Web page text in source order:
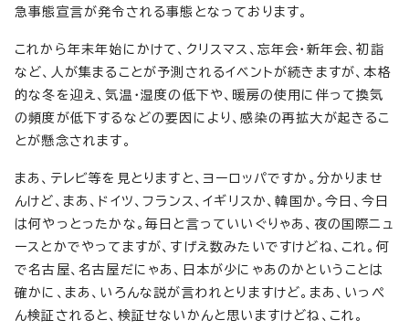
急事態宣言が発令される事態となっております。
これから年末年始にかけて、クリスマス、忘年会・新年会、初詣
など、人が集まることが予測されるイベントが続きますが、本格
的な冬を迎え、気温・湿度の低下や、暖房の使用に伴って換気
の頻度が低下するなどの要因により、感染の再拡大が起きるこ
とが懸念されます。
まあ、テレビ等を見とりますと、ヨーロッパですか。分かりませ
んけど、まあ、ドイツ、フランス、イギリスか、韓国か。今日、今日
は何やっとったかな。毎日と言っていいぐりゃあ、夜の国際ニュ
ースとかでやってますが、すげえ数みたいですけどね、これ。何
で名古屋、名古屋だにゃあ、日本が少にゃあのかということは
確かに、まあ、いろんな説が言われとりますけど。まあ、いっぺ
ん検証されると、検証せないかんと思いますけどね、これ。